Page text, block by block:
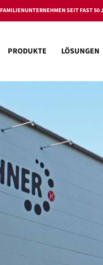
FAMILIENUNTERNEHMEN SEIT FAST 50
PRODUKTE LÖSUNGEN